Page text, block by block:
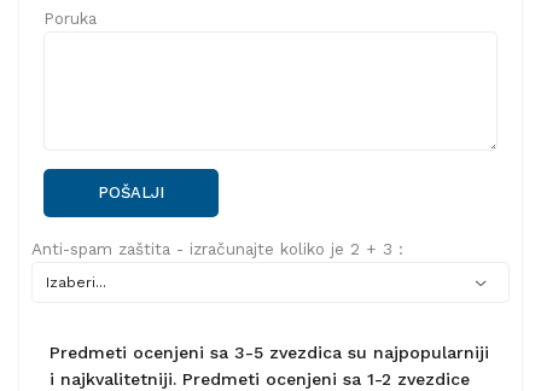
Poruka
POŠALJI
Anti-spam zaštita - izračunajte koliko je 2 + 3 :
Predmeti ocenjeni sa 3-5 zvezdica su najpopularniji
i najkvalitetniji. Predmeti ocenjeni sa 1-2 zvezdice